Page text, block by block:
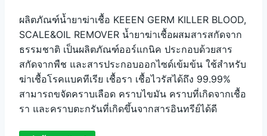
ผลิตภัณฑ์น้ำยาฆ่าเชื้อ KEEEN GERM KILLER BLOOD,
SCALE&OIL REMOVER น้ำยาฆ่าเชื้อผสมสารสกัดจาก
ธรรมชาติ เป็นผลิตภัณฑ์ออร์แกนิค ประกอบด้วยสาร
สกัดจากพืช และสารประกอบออกไซด์เข้มข้น ใช้สำหรับ
ฆ่าเชื้อโรคแบคทีเรีย เชื้อรา เชื้อไวรัสได้ถึง 99.99%
สามารถขจัดคราบเลือด คราบไขมัน คราบที่เกิดจากเชื้อ
รา และคราบตะกรันที่เกิดขึ้นจากสารอินทรีย์ได้ดี